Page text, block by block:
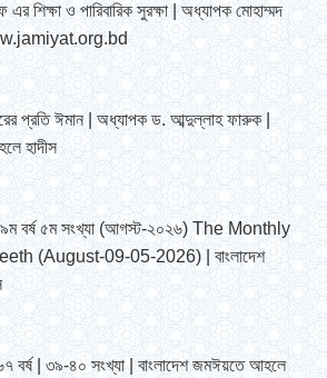
শিক্ষা ও পারিবারিক সুরক্ষা | অধ্যাপক মোহাম্মদ
প্রতি ঈমান | অধ্যাপক ড. আব্দুল্লাহ ফারুক |
হাদীস
৯ম বর্ষ ৫ম সংখ্যা (আগস্ট-২০২৬) The Monthly
(August-09-05-2026) | বাংলাদেশ
বর্ষ | ৩৯-৪০ সংখ্যা | বাংলাদেশ জমঈয়তে আহলে